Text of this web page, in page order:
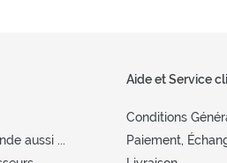
aussi ...
Aide et Service
Conditions
Paiement,